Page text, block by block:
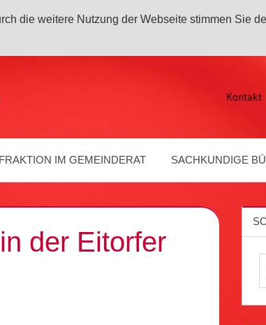
die weitere Nutzung der Webseite stimmen Sie
Kontakt
IM GEMEINDERAT SACHKUNDIGE
der Eitorfer